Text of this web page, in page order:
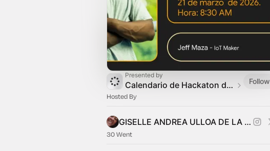
Presented by
Calendario de Hackaton de Programatón 2.0 Follow
Hosted By
GISELLE ANDREA ULLOA DE LA ROSA
30 Went